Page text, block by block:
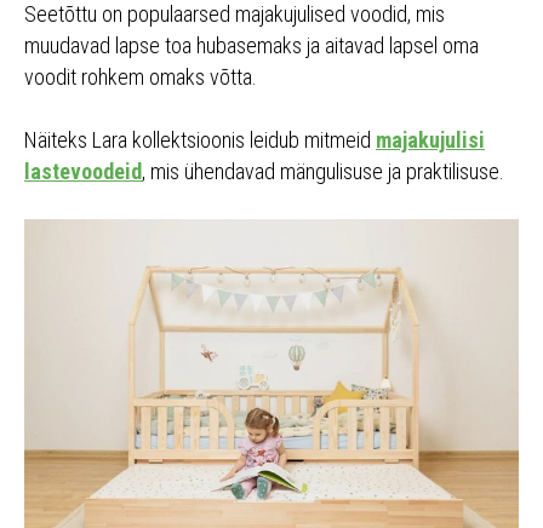
Seetõttu on populaarsed majakujulised voodid, mis
muudavad lapse toa hubasemaks ja aitavad lapsel oma
voodit rohkem omaks võtta.
Näiteks Lara kollektsioonis leidub mitmeid majakujulisi
lastevoodeid, mis ühendavad mängulisuse ja praktilisuse.